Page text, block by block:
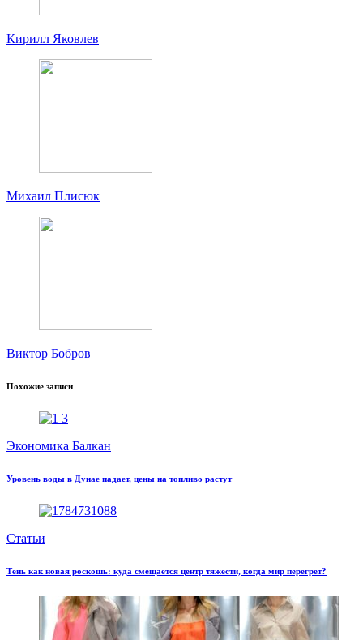
Кирилл Яковлев
Михаил Плисюк
Виктор Бобров
Похожие записи
Экономика Балкан
Уровень воды в Дунае падает, цены на топливо растут
Статьи
Тень как новая роскошь: куда смещается центр тяжести, когда мир перегрет?